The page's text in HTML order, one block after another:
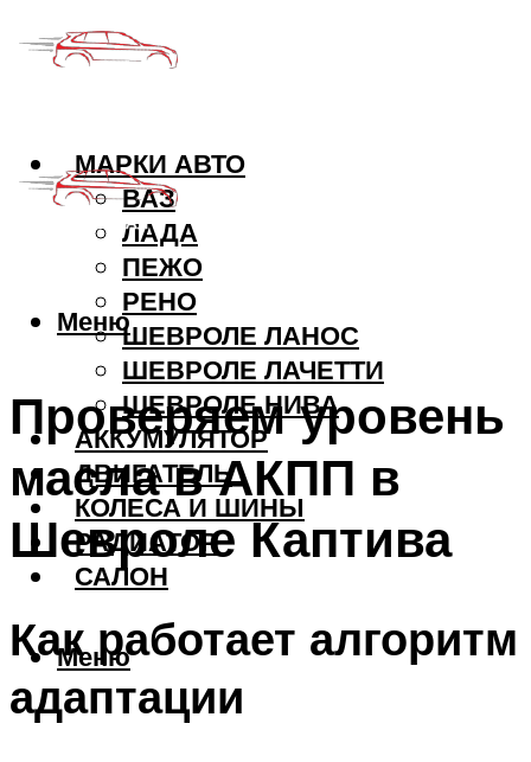
МАРКИ АВТО
ВАЗ
ЛАДА
ПЕЖО
РЕНО
ШЕВРОЛЕ ЛАНОС
ШЕВРОЛЕ ЛАЧЕТТИ
ШЕВРОЛЕ НИВА
АККУМУЛЯТОР
ДВИГАТЕЛЬ
КОЛЕСА И ШИНЫ
РАДИАТОР
САЛОН
Меню
Меню
Проверяем уровень
масла в АКПП в
Шевроле Каптива
Как работает алгоритм
адаптации